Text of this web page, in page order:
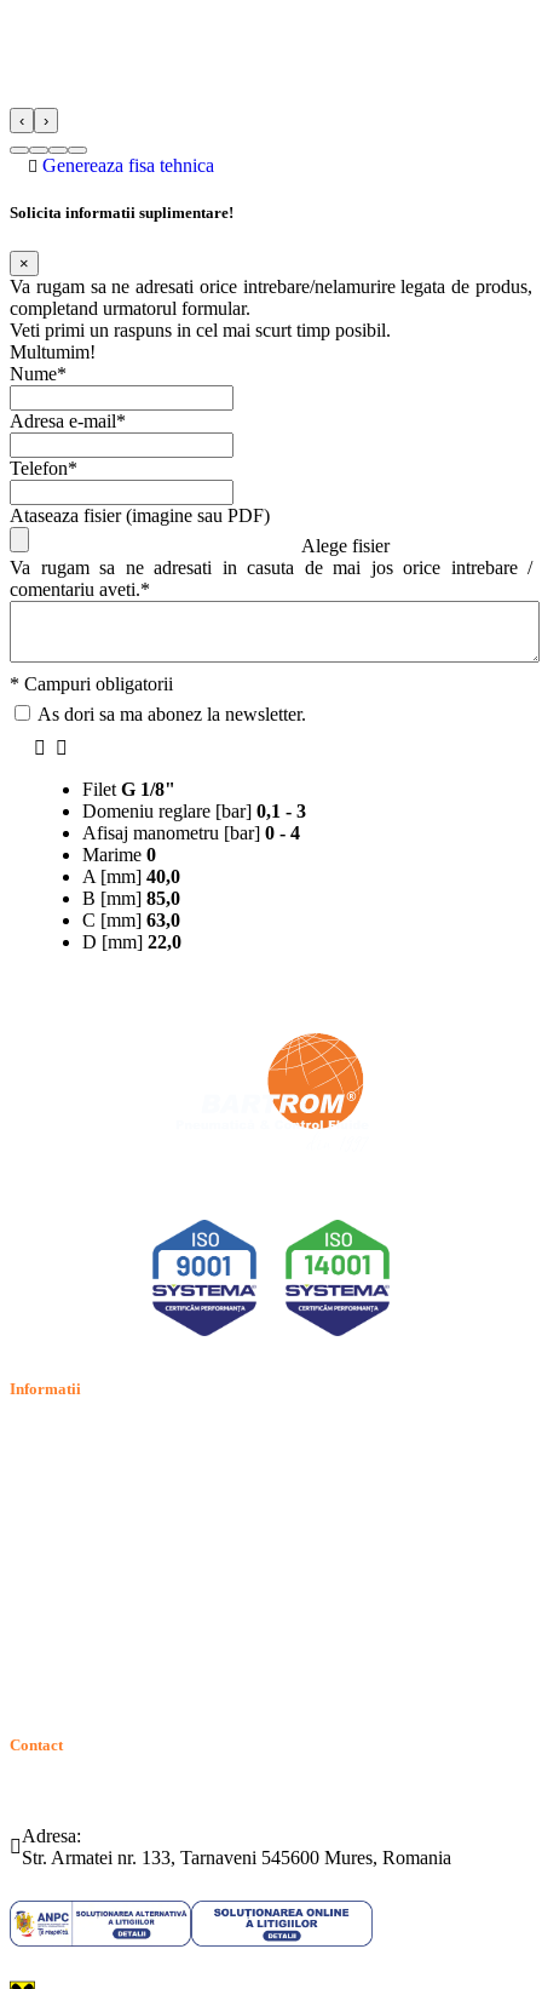
‹ ›
Genereaza fisa tehnica
Solicita informatii suplimentare!
×
Va rugam sa ne adresati orice intrebare/nelamurire legata de produs,
completand urmatorul formular.
Veti primi un raspuns in cel mai scurt timp posibil.
Multumim!
Nume*
Adresa e-mail*
Telefon*
Ataseaza fisier (imagine sau PDF)
Alege fisier
Va rugam sa ne adresati in casuta de mai jos orice intrebare /
comentariu aveti.*
* Campuri obligatorii
As dori sa ma abonez la newsletter.
Filet G 1/8"
Domeniu reglare [bar] 0,1 - 3
Afisaj manometru [bar] 0 - 4
Marime 0
A [mm] 40,0
B [mm] 85,0
C [mm] 63,0
D [mm] 22,0
Informatii
Contact
Adresa:
Str. Armatei nr. 133, Tarnaveni 545600 Mures, Romania